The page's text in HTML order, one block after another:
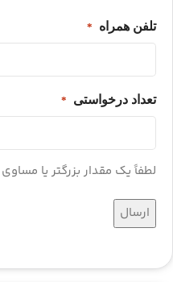
تلفن همراه *
تعداد درخواستی *
لطفاً یک مقدار بزرگتر یا مساوی